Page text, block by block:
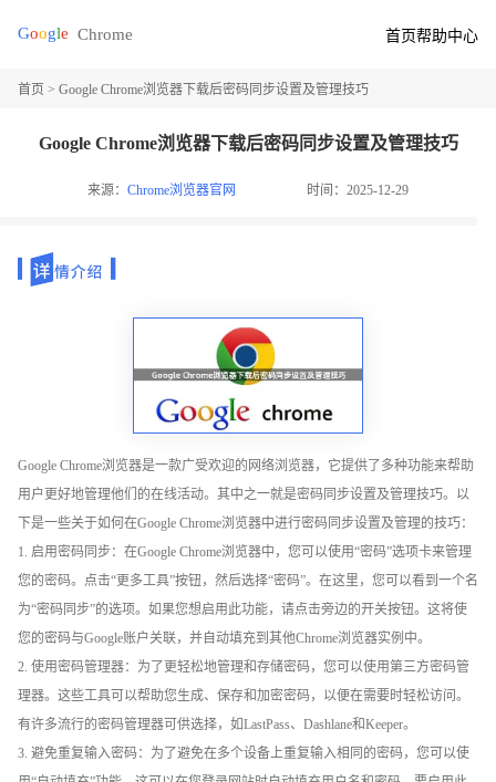
首页帮助中心
首页 > Google Chrome浏览器下载后密码同步设置及管理技巧
Google Chrome浏览器下载后密码同步设置及管理技巧
来源：Chrome浏览器官网 时间：2025-12-29
Google Chrome浏览器是一款广受欢迎的网络浏览器，它提供了多种功能来帮助
用户更好地管理他们的在线活动。其中之一就是密码同步设置及管理技巧。以
下是一些关于如何在Google Chrome浏览器中进行密码同步设置及管理的技巧：
1. 启用密码同步：在Google Chrome浏览器中，您可以使用“密码”选项卡来管理
您的密码。点击“更多工具”按钮，然后选择“密码”。在这里，您可以看到一个名
为“密码同步”的选项。如果您想启用此功能，请点击旁边的开关按钮。这将使
您的密码与Google账户关联，并自动填充到其他Chrome浏览器实例中。
2. 使用密码管理器：为了更轻松地管理和存储密码，您可以使用第三方密码管
理器。这些工具可以帮助您生成、保存和加密密码，以便在需要时轻松访问。
有许多流行的密码管理器可供选择，如LastPass、Dashlane和Keeper。
3. 避免重复输入密码：为了避免在多个设备上重复输入相同的密码，您可以使